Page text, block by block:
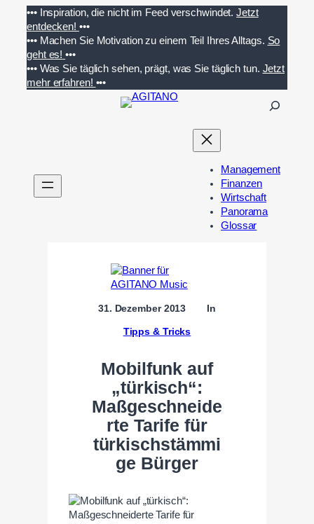
Inhalt
springen
••• Inspiration, die nicht im Feed verschwindet. Jetzt
entdecken! •••
••• Machen Sie Motivation zu einem Teil Ihres Alltags. So
geht es!•••
••• Was Sie täglich sehen, prägt, was Sie täglich tun. Jetzt
mehr erfahren! •••
n
Management
Finanzen
Wirtschaft
Panorama
Glossar
31. Dezember 2013 In
Tipps & Tricks
Mobilfunk auf
„türkisch“:
Maßgeschneide
rte Tarife für
türkischstämmi
ge Bürger